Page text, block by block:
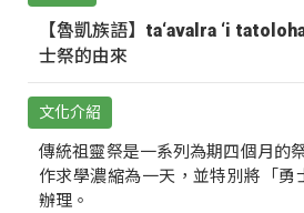
【魯凱族語】ta‘avalra ‘i
士祭的由來
文化介紹
傳統祖靈祭是一系列為期四個月的
作求學濃縮為一天，並特別將「勇
辦理。